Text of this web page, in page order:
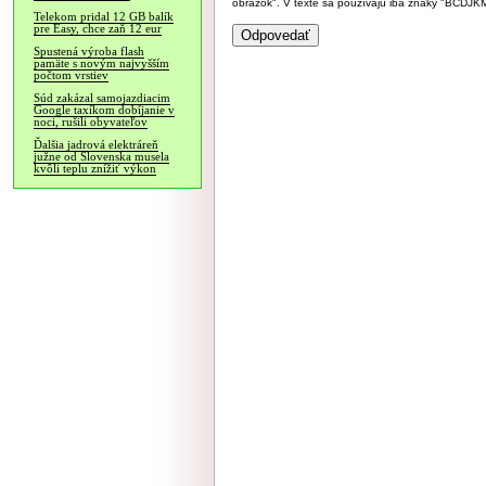
Telekom pridal 12 GB balík
pre Easy, chce zaň 12 eur
Spustená výroba flash
pamäte s novým najvyšším
počtom vrstiev
Súd zakázal samojazdiacim
Google taxíkom dobíjanie v
noci, rušili obyvateľov
Ďalšia jadrová elektráreň
južne od Slovenska musela
kvôli teplu znížiť výkon
obrázok". V texte sa používajú iba znaky